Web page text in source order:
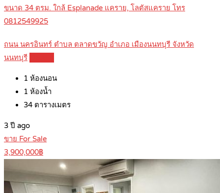
ขนาด 34 ตรม. ใกล้ Esplanade แคราย, โลตัสแคราย โทร
0812549925
ถนน นครอินทร์ ตำบล ตลาดขวัญ อำเภอ เมืองนนทบุรี จังหวัด
นนทบุรี
1 ห้องนอน
1 ห้องน้ำ
34 ตารางเมตร
3 ปี ago
ขาย For Sale
3,900,000฿